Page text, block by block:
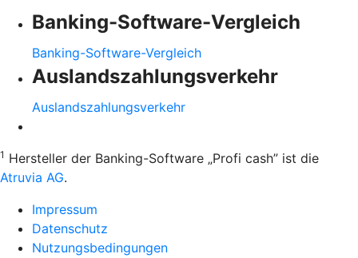
Banking-Software-Vergleich
Banking-Software-Vergleich
Auslandszahlungsverkehr
Auslandszahlungsverkehr
1 Hersteller der Banking-Software „Profi cash” ist die
Atruvia AG.
Impressum
Datenschutz
Nutzungsbedingungen